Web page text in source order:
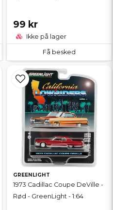
99 kr
Ikke på lager
Få besked
GREENLIGHT
1973 Cadillac Coupe DeVille -
Rød - GreenLight - 1:64